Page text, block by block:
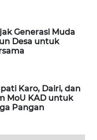
Generasi Muda
Desa untuk
Karo, Dairi, dan
MoU KAD untuk
Pangan